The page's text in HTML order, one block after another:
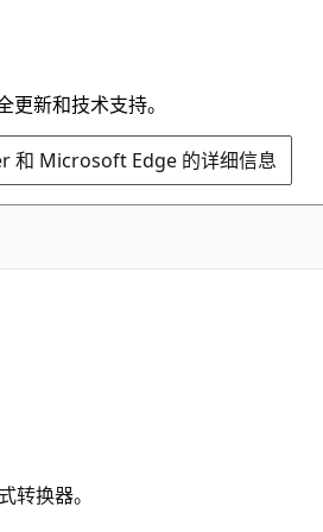
新和技术支持。
和 Microsoft Edge 的详细信息
换器。